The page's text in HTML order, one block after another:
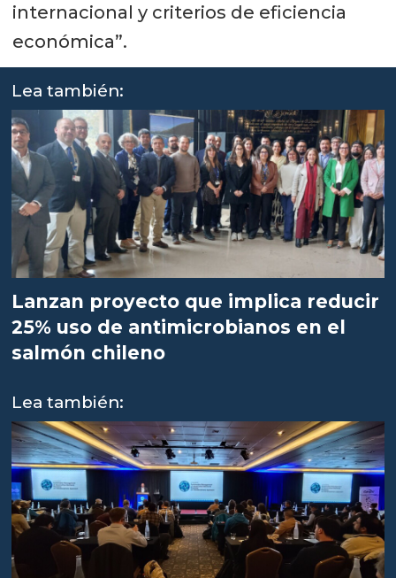
internacional y criterios de eficiencia
económica”.
Lea también:
Lanzan proyecto que implica reducir
25% uso de antimicrobianos en el
salmón chileno
Lea también: